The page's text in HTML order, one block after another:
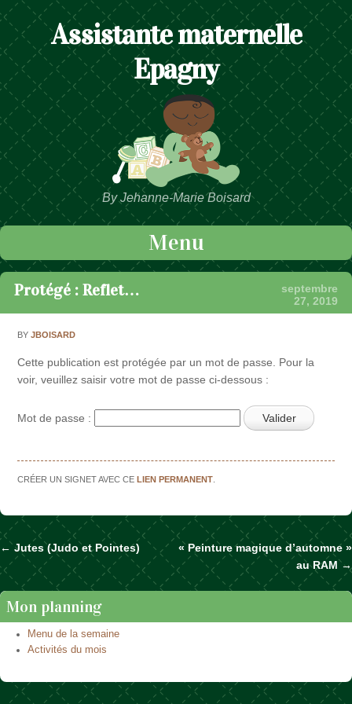
Assistante maternelle
Epagny
By Jehanne-Marie Boisard
Menu
Passer au contenu
Protégé : Reflet…
septembre
27, 2019
BYJBOISARD
Cette publication est protégée par un mot de passe. Pour la
voir, veuillez saisir votre mot de passe ci-dessous :
Mot de passe :
CRÉER UN SIGNET AVEC CELIEN PERMANENT
Naviguer dans les articles
←Jutes (Judo et Pointes)
« Peinture magique d’automne »
au RAM→
Mon planning
Menu de la semaine
Activités du mois